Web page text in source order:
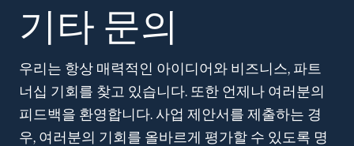
기타 문의
우리는 항상 매력적인 아이디어와 비즈니스, 파트
너십 기회를 찾고 있습니다. 또한 언제나 여러분의
피드백을 환영합니다. 사업 제안서를 제출하는 경
우, 여러분의 기회를 올바르게 평가할 수 있도록 명